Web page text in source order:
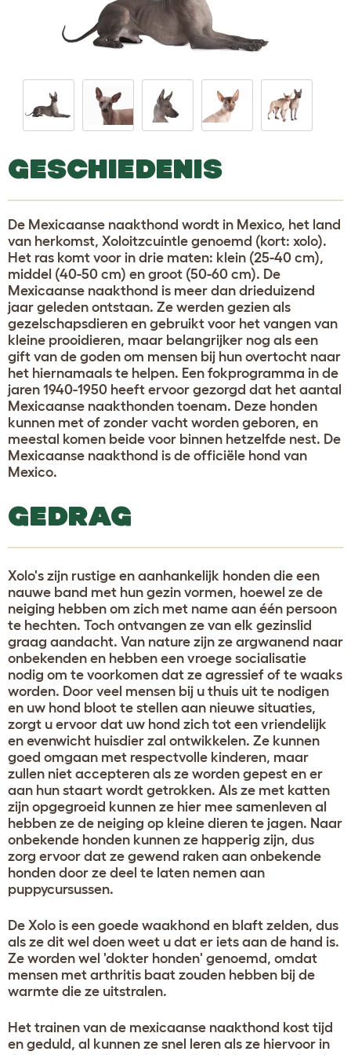
GESCHIEDENIS
De Mexicaanse naakthond wordt in Mexico, het land
van herkomst, Xoloitzcuintle genoemd (kort: xolo).
Het ras komt voor in drie maten: klein (25-40 cm),
middel (40-50 cm) en groot (50-60 cm). De
Mexicaanse naakthond is meer dan drieduizend
jaar geleden ontstaan. Ze werden gezien als
gezelschapsdieren en gebruikt voor het vangen van
kleine prooidieren, maar belangrijker nog als een
gift van de goden om mensen bij hun overtocht naar
het hiernamaals te helpen. Een fokprogramma in de
jaren 1940-1950 heeft ervoor gezorgd dat het aantal
Mexicaanse naakthonden toenam. Deze honden
kunnen met of zonder vacht worden geboren, en
meestal komen beide voor binnen hetzelfde nest. De
Mexicaanse naakthond is de officiële hond van
Mexico.
GEDRAG
Xolo's zijn rustige en aanhankelijk honden die een
nauwe band met hun gezin vormen, hoewel ze de
neiging hebben om zich met name aan één persoon
te hechten. Toch ontvangen ze van elk gezinslid
graag aandacht. Van nature zijn ze argwanend naar
onbekenden en hebben een vroege socialisatie
nodig om te voorkomen dat ze agressief of te waaks
worden. Door veel mensen bij u thuis uit te nodigen
en uw hond bloot te stellen aan nieuwe situaties,
zorgt u ervoor dat uw hond zich tot een vriendelijk
en evenwicht huisdier zal ontwikkelen. Ze kunnen
goed omgaan met respectvolle kinderen, maar
zullen niet accepteren als ze worden gepest en er
aan hun staart wordt getrokken. Als ze met katten
zijn opgegroeid kunnen ze hier mee samenleven al
hebben ze de neiging op kleine dieren te jagen. Naar
onbekende honden kunnen ze happerig zijn, dus
zorg ervoor dat ze gewend raken aan onbekende
honden door ze deel te laten nemen aan
puppycursussen.
De Xolo is een goede waakhond en blaft zelden, dus
als ze dit wel doen weet u dat er iets aan de hand is.
Ze worden wel 'dokter honden' genoemd, omdat
mensen met arthritis baat zouden hebben bij de
warmte die ze uitstralen.
Het trainen van de mexicaanse naakthond kost tijd
en geduld, al kunnen ze snel leren als ze hiervoor in